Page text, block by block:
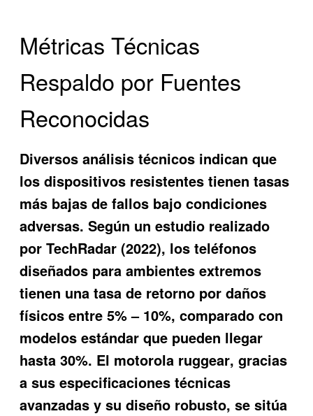
Métricas Técnicas
Respaldo por Fuentes
Reconocidas
Diversos análisis técnicos indican que
los dispositivos resistentes tienen tasas
más bajas de fallos bajo condiciones
adversas. Según un estudio realizado
por TechRadar (2022), los teléfonos
diseñados para ambientes extremos
tienen una tasa de retorno por daños
físicos entre 5% – 10%, comparado con
modelos estándar que pueden llegar
hasta 30%. El motorola ruggear, gracias
a sus especificaciones técnicas
avanzadas y su diseño robusto, se sitúa